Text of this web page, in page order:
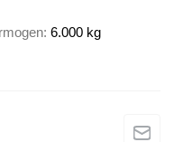
6.000 kg